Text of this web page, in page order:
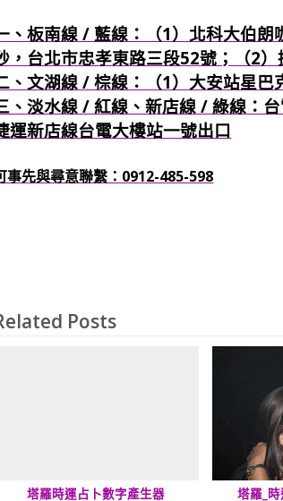
、板南線 / 藍線：（1）北科大伯
，台北市忠孝東路三段52號；（2）
、文湖線 / 棕線：（1）大安站星巴
、淡水線 / 紅線、新店線 / 綠線：
運新店線台電大樓站一號出口
事先與尋意聯繫：0912-485-598
Posts
塔羅時運占卜數字產生器 塔羅_